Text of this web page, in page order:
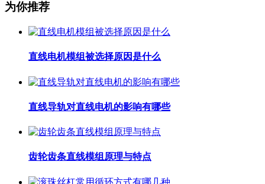
为你推荐
直线电机模组被选择原因是什么
直线导轨对直线电机的影响有哪些
齿轮齿条直线模组原理与特点